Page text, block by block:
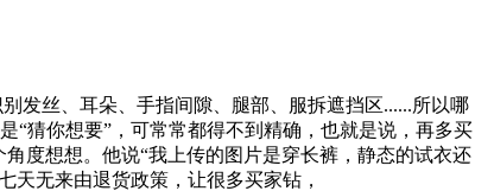
发丝、耳朵、手指间隙、腿部、服拆遮挡区......所以哪
“猜你想要”，可常常都得不到精确，也就是说，再多买
度想想。他说“我上传的图片是穿长裤，静态的试衣还
天无来由退货政策，让很多买家钻，